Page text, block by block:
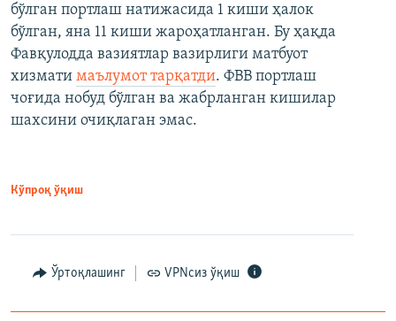
бўлган портлаш натижасида 1 киши ҳалок
бўлган, яна 11 киши жароҳатланган. Бу ҳақда
Фавқулодда вазиятлар вазирлиги матбуот
хизмати маълумот тарқатди. ФВВ портлаш
чоғида нобуд бўлган ва жабрланган кишилар
шахсини очиқлаган эмас.
Кўпроқ ўқиш
Ўртоқлашинг VPNсиз ўқиш